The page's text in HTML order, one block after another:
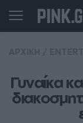
Γυναίκα